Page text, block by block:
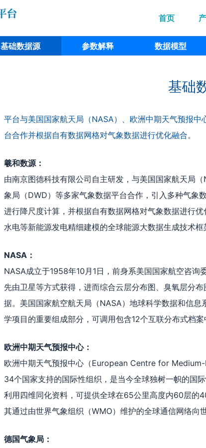
首页
基础数据源 参数解释 数据模型
基础
平台与美国国家航天局（NASA）、欧洲中期天气预报
台合作并根据自有数据网格对气象数据进行优化融合。
羲和数源：
由南京图德科技有限公司自主研发，与美国国家航天局
象局（DWD）等多家气象数据平台合作，引入多种气象
进行降尺度计算，并根据自有数据网格对气象数据进行
水电等新能源发电精细建模的全球能源大数据生成技术框
NASA：
NASA成立于1958年10月1日，前身系美国国家航空咨
先由卫星等方式获得，进而综合云层分布图、臭氧层分
据。美国国家航空航天局（NASA）地球科学数据和信
学项目的重要组成部分，可调用包含12个互联分布式档案
欧洲中期天气预报中心：
欧洲中期天气预报中心（European Centre for
34个国家支持的国际性组织，是当今全球独树一帜的国
利用四维同化资料，可提供全球在65公里高度内60层的
其通过由世界气象组织（WMO）维护的全球通信网络向
德国气象局：